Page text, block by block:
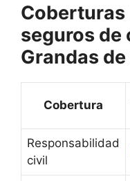
Coberturas
seguros de
Grandas
Cobertura
Responsabilidad
civil